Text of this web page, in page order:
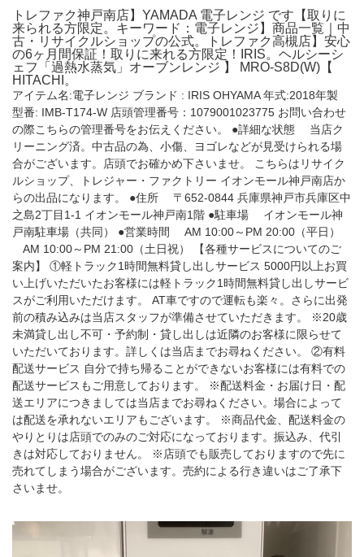
トレファク神戸南店】YAMADA 電子レンジ です【取りに
来られる方限定。キーワード：電子レンジ】商品一覧｜中
古・リサイクルショップの公式。トレファク高槻店】安心
の6ヶ月間保証！取りに来れる方限定！IRIS。ヘルシーシ
ェフ「過熱水蒸気」オーブンレンジ 】 MRO-S8D(W)【
HITACHI。
アイテム名:電子レンジ ブランド : IRIS OHYAMA 年式:2018年製
型番: IMB-T174-W 店頭管理番号：1079001023775 お問い合わせ
の際こちらの管理番号をお伝えください。 ●詳細な状態 当店ク
リーニング済。中古品の為、小傷、ヨゴレなどが見受けられる場
合がございます。店頭でお確かめ下さいませ。 こちらはリサイク
ルショップ、トレジャー・ファクトリー イオンモール神戸南店か
らの出品になります。 ●住所 〒652-0844 兵庫県神戸市兵庫区中
之島2丁目1-1 イオンモール神戸南1階 ●駐車場 イオンモール神
戸南駐車場（共同） ●営業時間 AM 10:00～PM 20:00（平日）
AM 10:00～PM 21:00（土日祝） 【各種サービスについてのご
案内】 ①軽トラック1時間無料貸し出しサービス 5000円以上お買
い上げいただいたお客様には軽トラック1時間無料貸し出しサービ
スがご利用いただけます。 AT車ですので運転も楽々。さらに出発
前の積み込みは当店スタッフが準備させていただきます。 ※20歳
未満貸し出し不可・予約制・貸し出しは近隣のお客様に限らせて
いただいております。詳しくは当店までお尋ねください。 ②有料
配送サービス 自分で持ち帰ることができないお客様には有料での
配送サービスもご用意しております。 ※配送料金・お届け日・配
送エリアにつきましては当店までお尋ねください。場合によって
は配送を承れないエリアもございます。 ※商品代金、配送料金の
やりとりは店頭でのみのご対応になっております。振込み、代引
きは対応しておりません。 ※店頭でも販売しておりますので先に
売れてしまう場合がございます。売約による行き違いはご了承下
さいませ。